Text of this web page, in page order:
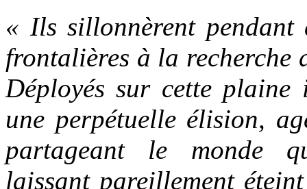
« Ils sillonnèrent pendant
frontalières à la recherche
Déployés sur cette plaine
une perpétuelle élision,
partageant le monde
laissant pareillement